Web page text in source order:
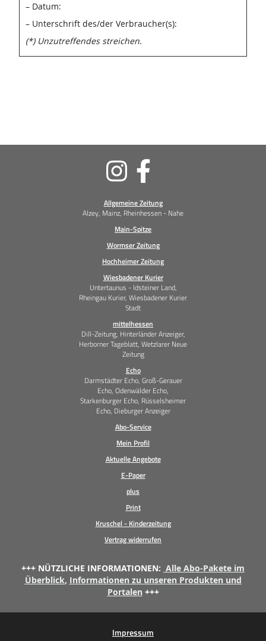
– Datum:
– Unterschrift des/der Verbraucher(s):
(*) Unzutreffendes streichen.
Allgemeine Zeitung
Alzey, Mainz, Rheinhessen - Nahe
Main-Spitze
Wormser Zeitung
Hochheimer Zeitung
Wiesbadener Kurier
Untertaunus - Idsteiner Land,
Rheingau Kurier, Wiesbadener Kurier
Stadt
mittelhessen
Dill-Zeitung, Hinterländer Anzeiger,
Herborner Tageblatt, Wetzlarer Neue
Zeitung
Echo
Darmstädter Echo, Groß-Gerauer
Echo, Odenwälder Echo,
Starkenburger Echo, Rüsselsheimer
Echo, Dieburger Anzeiger
Abo-Service
Mein Profil
Aktuelle Angebote
E-Paper
plus
Print
Kruschel - Kinderzeitung
Vertrag widerrufen
Soziale
Medien
+++ NÜTZLICHE INFORMATIONEN: Alle Abo-Pakete im
Überblick, Informationen zu unseren Produkten und
Portalen +++
Impressum